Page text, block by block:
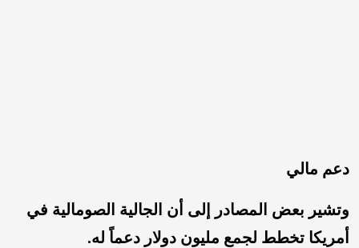
دعم مالي
وتشير بعض المصادر إلى أن الجالية الصومالية في
أمريكا تخطط لجمع مليون دولار دعماً له.